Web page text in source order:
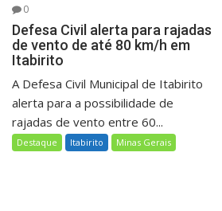
0
Defesa Civil alerta para rajadas
de vento de até 80 km/h em
Itabirito
A Defesa Civil Municipal de Itabirito
alerta para a possibilidade de
rajadas de vento entre 60...
Destaque Itabirito Minas Gerais